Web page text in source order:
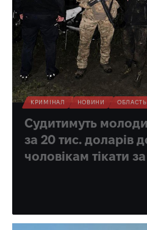
КРИМІНАЛ НОВИНИ ОБЛАСТЬ
Судитимуть
за 20 тис. доларів
чоловікам тікати